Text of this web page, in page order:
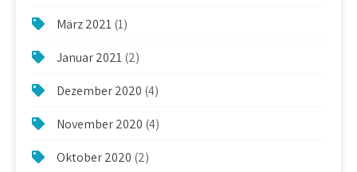
März 2021(1)
Januar 2021(2)
Dezember 2020 (4)
November 2020 (4)
Oktober 2020 (2)